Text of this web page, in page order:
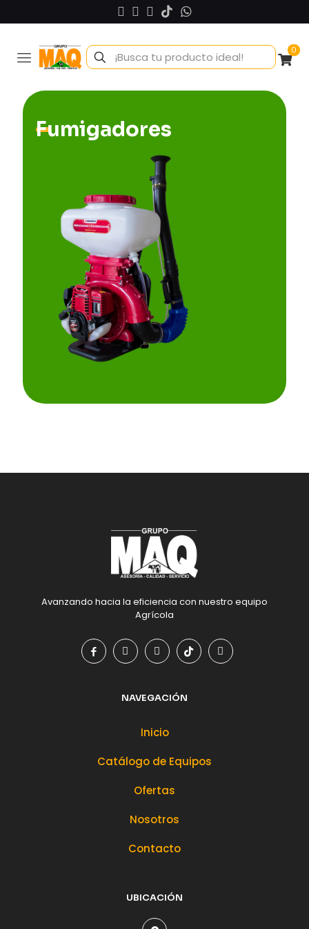
0
Fumigadores
Avanzando hacia la eficiencia con nuestro equipo
Agrícola
NAVEGACIÓN
Inicio
Catálogo de Equipos
Ofertas
Nosotros
Contacto
UBICACIÓN